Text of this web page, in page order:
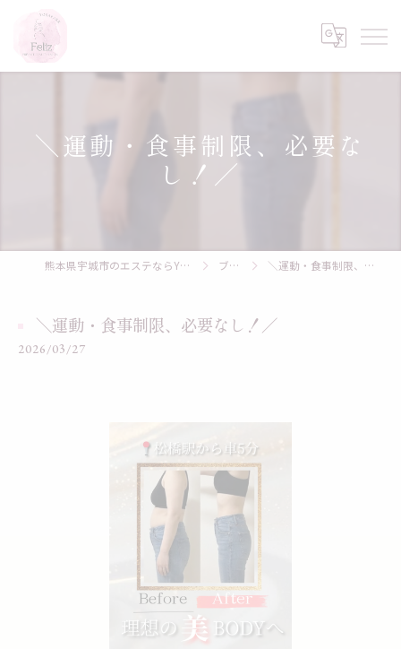
＼運動・食事制限、必要な
し！／
熊本県宇城市のエステならYOSAPARK Feliz ブログ ＼運動・食事制限、必要なし！／
＼運動・食事制限、必要なし！／
2026/03/27